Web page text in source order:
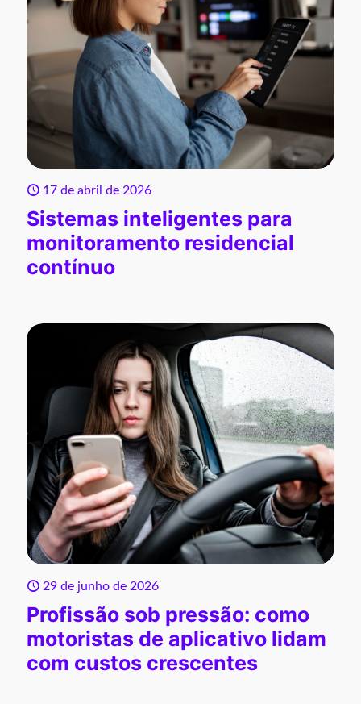
17 de abril de 2026
Sistemas inteligentes para
monitoramento residencial
contínuo
29 de junho de 2026
Profissão sob pressão: como
motoristas de aplicativo lidam
com custos crescentes